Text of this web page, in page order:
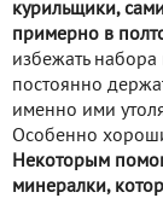
курильщики,
примерно в
избежать
постоянно
именно ими
Особенно
Некоторым
минералки,